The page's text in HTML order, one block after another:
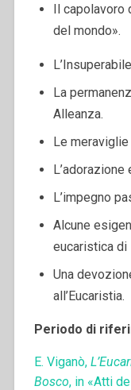
Il capolavoro
del mondo».
La
Alleanza.
Le
L’impegno
Alcune
eucaristica di
Una
all’Eucaristia.
Periodo di
E. Viganò,
Bosco, in «Atti